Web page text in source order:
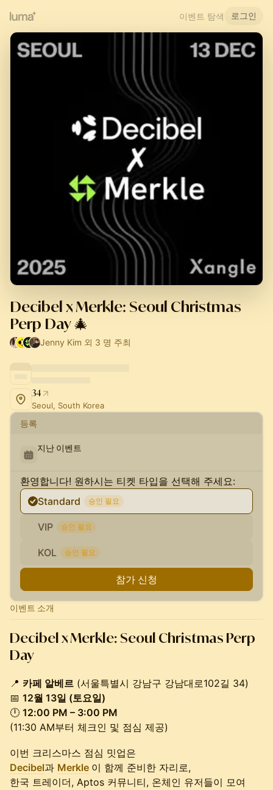
이벤트 탐색 로그인
Decibel x Merkle: Seoul Christmas
Perp Day 🎄
Jenny Kim 외 3 명 주최
34
Seoul, South Korea
등록
지난 이벤트
환영합니다! 원하시는 티켓 타입을 선택해 주세요:
Standard
승인 필요
VIP 승인 필요
KOL 승인 필요
참가 신청
이벤트 소개
Decibel x Merkle: Seoul Christmas Perp
Day
📍 카페 알베르 (서울특별시 강남구 강남대로102길 34)
📅 12월 13일 (토요일)
🕛 12:00 PM – 3:00 PM
(11:30 AM부터 체크인 및 점심 제공)
이번 크리스마스 점심 밋업은
Decibel과 Merkle 이 함께 준비한 자리로,
한국 트레이더, Aptos 커뮤니티, 온체인 유저들이 모여